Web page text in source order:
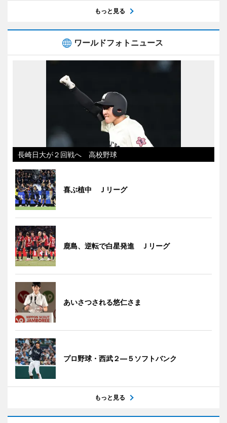
もっと見る
ワールドフォトニュース
長崎日大が２回戦へ 高校野球
喜ぶ植中 Ｊリーグ
鹿島、逆転で白星発進 Ｊリーグ
あいさつされる悠仁さま
プロ野球・西武２―５ソフトバンク
もっと見る